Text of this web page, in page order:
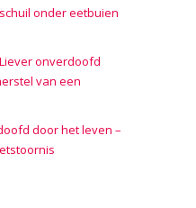
onder eetbuien
Liever onverdoofd
van een
door het leven –